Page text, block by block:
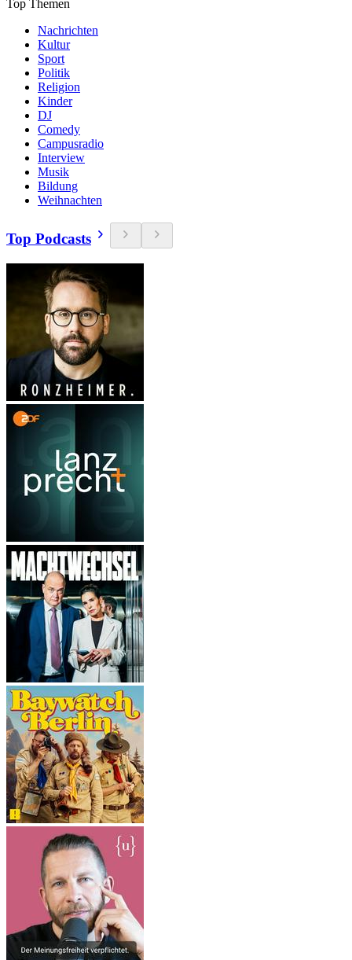
Top Themen
Nachrichten
Kultur
Sport
Politik
Religion
Kinder
DJ
Comedy
Campusradio
Interview
Musik
Bildung
Weihnachten
Top Podcasts